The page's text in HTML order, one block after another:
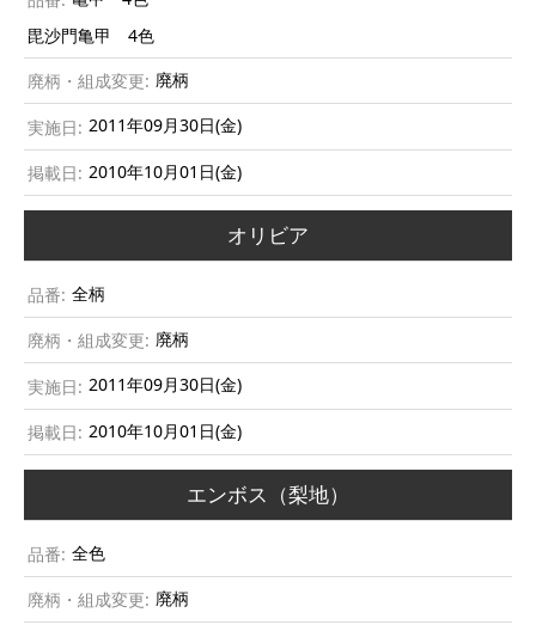
毘沙門亀甲 4色
廃柄
2011年09月30日(金)
2010年10月01日(金)
オリビア
全柄
廃柄
2011年09月30日(金)
2010年10月01日(金)
エンボス（梨地）
全色
廃柄